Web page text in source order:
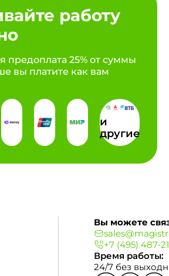
работу
предоплата 25% от суммы
вы платите как вам
и
другие
Вы можете
+7 (495) 487-
Время работы:
24/7 без